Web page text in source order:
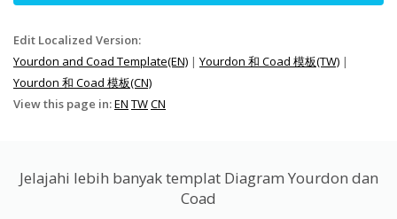
Edit Localized Version:
Yourdon and Coad Template(EN) | Yourdon 和 Coad 模板(TW) |
Yourdon 和 Coad 模板(CN)
View this page in:EN TWCN
Jelajahi lebih banyak templat Diagram Yourdon dan
Coad